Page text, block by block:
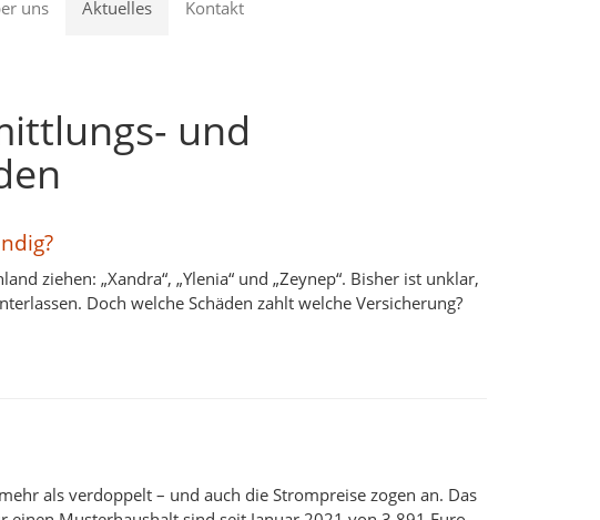
uns Aktuelles Kontakt
und
ziehen: „Xandra“, „Ylenia“ und „Zeynep“. Bisher ist unklar,
Doch welche Schäden zahlt welche Versicherung?
als verdoppelt – und auch die Strompreise zogen an. Das